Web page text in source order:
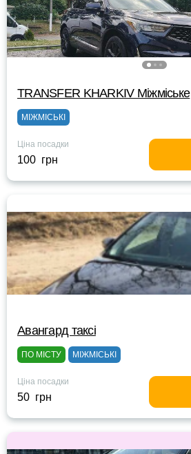
TRANSFER KHARKIV Міжміське
МІЖМІСЬКІ
Ціна посадки
100 грн
Авангард таксі
ПО МІСТУ МІЖМІСЬКІ
Ціна посадки
50 грн